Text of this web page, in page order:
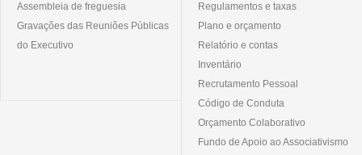
Assembleia de freguesia
Gravações das Reuniões Públicas
do Executivo
Regulamentos e taxas
Plano e orçamento
Relatório e contas
Inventário
Recrutamento Pessoal
Código de Conduta
Orçamento Colaborativo
Fundo de Apoio ao Associativismo